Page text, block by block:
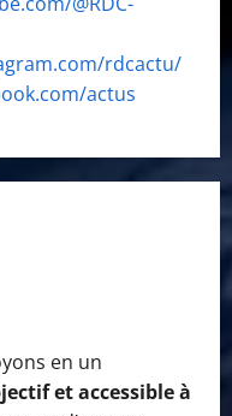
rdcactu/
actus
en un
et accessible à